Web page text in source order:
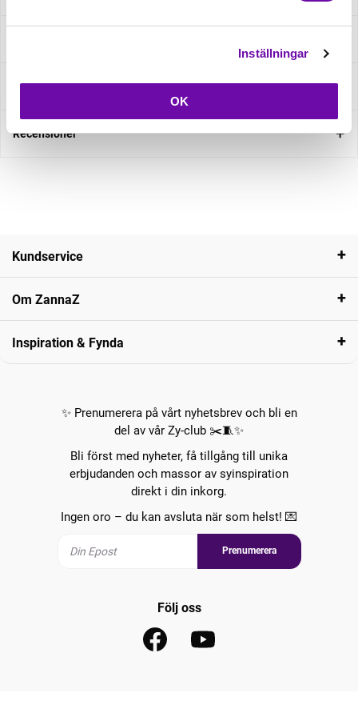
Inställningar
OK
Fråga om produkt
Recensioner
Kundservice
Om ZannaZ
Inspiration & Fynda
✨ Prenumerera på vårt nyhetsbrev och bli en
del av vår Zy-club ✂️🧵✨
Bli först med nyheter, få tillgång till unika
erbjudanden och massor av syinspiration
direkt i din inkorg.
Ingen oro – du kan avsluta när som helst! 💌
Prenumerera
Följ oss